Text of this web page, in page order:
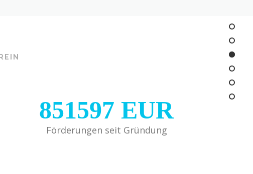
851597 EUR
Förderungen seit Gründung